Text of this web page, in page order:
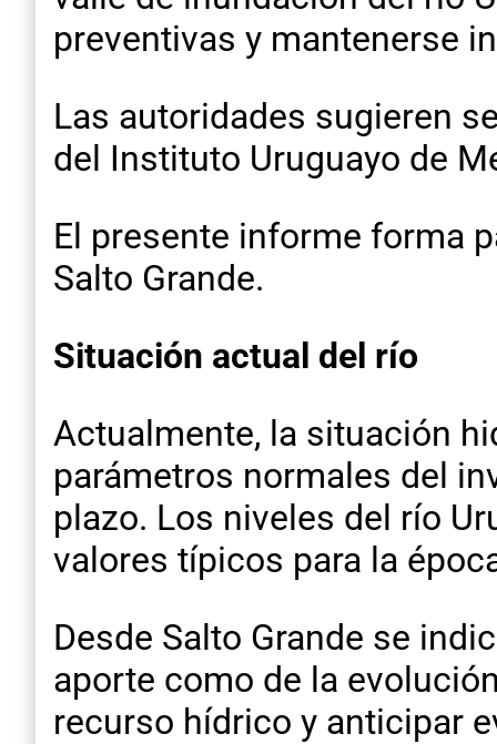
preventivas y mantenerse
Las autoridades sugieren
del Instituto Uruguayo de
El presente informe forma
Salto Grande.
Situación actual del río
Actualmente, la situación
parámetros normales del
plazo. Los niveles del río
valores típicos para la
Desde Salto Grande se
aporte como de la
recurso hídrico y anticipar